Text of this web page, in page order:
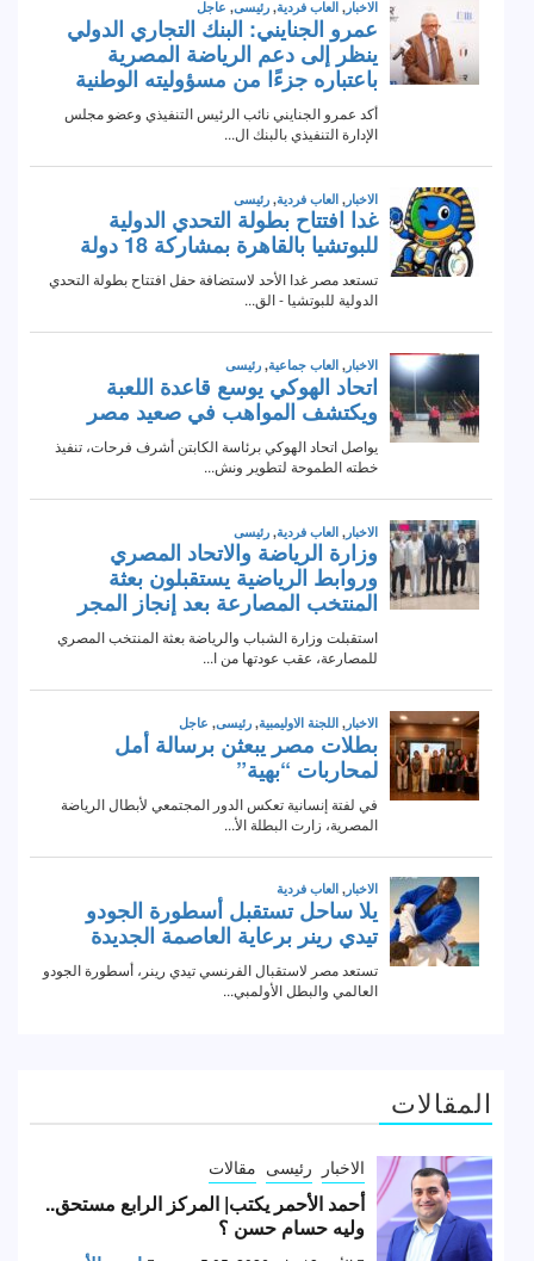
المقالات
الاخبار رئيسى مقالات
أحمد الأحمر يكتب| المركز الرابع مستحق..
وليه حسام حسن ؟